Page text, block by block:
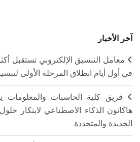
آخر الأخبار
في أول أيام انطلاق المرحلة الأولى
فريق كلية الحاسبات
هاكاثون الذكاء الاصطناعي لابتكار
الجديدة والمتجددة